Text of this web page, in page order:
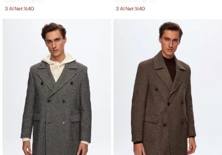
3 Al Net %40 3 Al Net %40